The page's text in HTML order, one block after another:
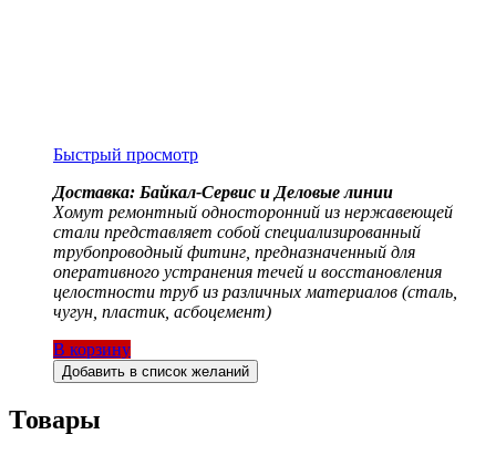
Быстрый просмотр
Доставка: Байкал-Сервис и Деловые линии
Хомут ремонтный односторонний из нержавеющей
стали представляет собой специализированный
трубопроводный фитинг, предназначенный для
оперативного устранения течей и восстановления
целостности труб из различных материалов (сталь,
чугун, пластик, асбоцемент)
В корзину
Добавить в список желаний
Товары